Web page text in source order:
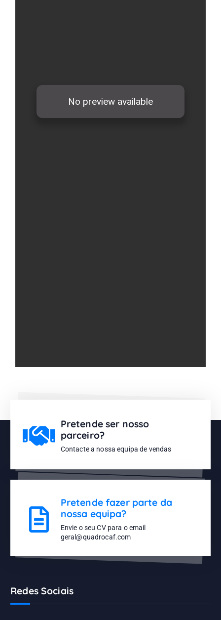
Pretende ser nosso
parceiro?
Contacte a nossa equipa de vendas
Pretende fazer parte da
nossa equipa?
Envie o seu CV para o email
geral@quadrocaf.com
Redes Sociais